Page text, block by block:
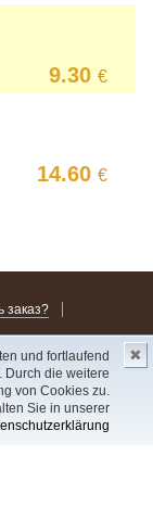
und fortlaufend
Durch die weitere
von Cookies zu.
Sie in unserer
✖
9.30€
14.60€
заказ?
Lieferung zu
Daten werden
der Europäischen Union